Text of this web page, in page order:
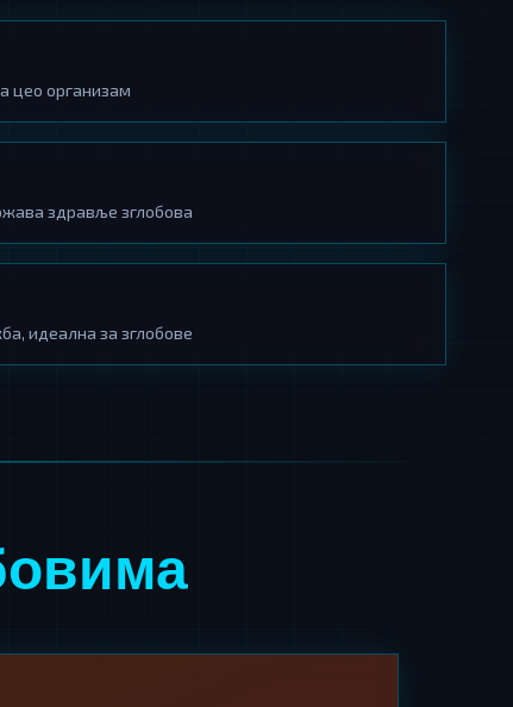
цео организам
здравље зглобова
идеална за зглобове